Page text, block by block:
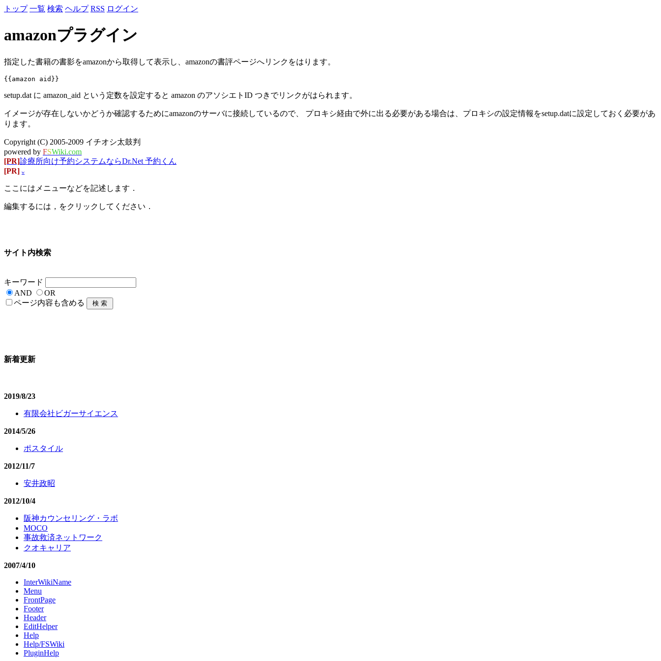
トップ 一覧 検索 ヘルプ RSS ログイン
amazonプラグイン
指定した書籍の書影をamazonから取得して表示し、amazonの書評ページへリンクをはります。
setup.dat に amazon_aid という定数を設定すると amazon のアソシエトID つきでリンクがはられます。
イメージが存在しないかどうか確認するためにamazonのサーバに接続しているので、 プロキシ経由で外に出る必要がある場合は、プロキシの設定情報をsetup.datに設定しておく必要があ
ります。
Copyright (C) 2005-2009 イチオシ太鼓判
powered by FSWiki.com
[PR]診療所向け予約システムならDr.Net 予約くん
[PR] w
ここにはメニューなどを記述します．
編集するには，をクリックしてください．
サイト内検索
キーワード
AND
OR
ページ内容も含める
新着更新
2019/8/23
有限会社ビガーサイエンス
2014/5/26
ポスタイル
2012/11/7
安井政昭
2012/10/4
阪神カウンセリング・ラボ
MOCO
事故救済ネットワーク
クオキャリア
2007/4/10
InterWikiName
Menu
FrontPage
Footer
Header
EditHelper
Help
Help/FSWiki
PluginHelp